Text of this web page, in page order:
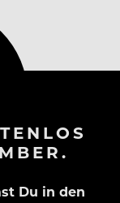
Du in den